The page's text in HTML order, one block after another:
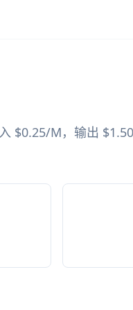
$0.25/M，输出